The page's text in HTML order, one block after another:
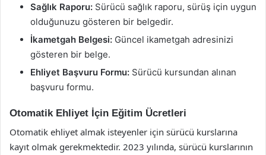
Sağlık Raporu: Sürücü sağlık raporu, sürüş için uygun
olduğunuzu gösteren bir belgedir.
İkametgah Belgesi: Güncel ikametgah adresinizi
gösteren bir belge.
Ehliyet Başvuru Formu: Sürücü kursundan alınan
başvuru formu.
Otomatik Ehliyet İçin Eğitim Ücretleri
Otomatik ehliyet almak isteyenler için sürücü kurslarına
kayıt olmak gerekmektedir. 2023 yılında, sürücü kurslarının